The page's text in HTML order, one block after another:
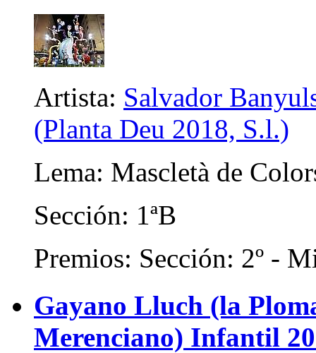
Artista: Salvador
(Planta Deu 2018, S.l.)
Lema: Mascletà de
Sección: 1ªB
Premios: Sección: 2º -
Gayano Lluch (la
Merenciano) Infantil